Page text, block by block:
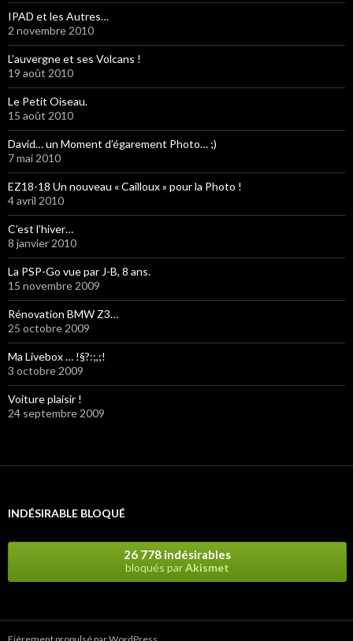
IPAD et les Autres…
2 novembre 2010
L’auvergne et ses Volcans !
19 août 2010
Le Petit Oiseau.
15 août 2010
David… un Moment d’égarement Photo… ;)
7 mai 2010
EZ18-18 Un nouveau « Cailloux » pour la Photo !
4 avril 2010
C’est l’hiver…
8 janvier 2010
La PSP-Go vue par J-B, 8 ans.
15 novembre 2009
Rénovation BMW Z3…
25 octobre 2009
Ma Livebox … !§?:;,;!
3 octobre 2009
Voiture plaisir !
24 septembre 2009
INDÉSIRABLE BLOQUÉ
26 778 indésirables
bloqués parAkismet